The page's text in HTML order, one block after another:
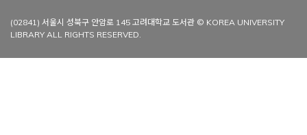
(02841) 서울시 성북구 안암로 145 고려대학교 도서관 © KOREA UNIVERSITY
LIBRARY ALL RIGHTS RESERVED.